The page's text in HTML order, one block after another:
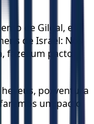
de Gilgal, e
de Israel: Nós
fazei um pacto
heveus, porventura
um pacto